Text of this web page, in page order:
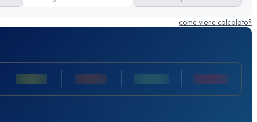
come viene calcolato?